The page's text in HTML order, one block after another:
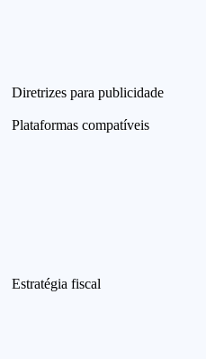
Diretrizes para publicidade
Plataformas compatíveis
Estratégia fiscal